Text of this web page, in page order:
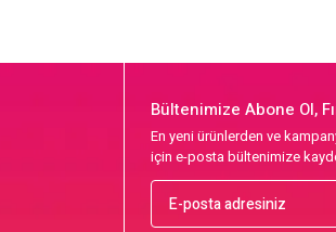
Bültenimize Abone Ol,
En yeni ürünlerden ve
için e-posta bültenimize